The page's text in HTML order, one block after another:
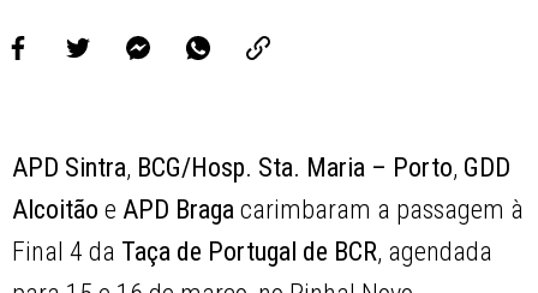
APD Sintra, BCG/Hosp. Sta. Maria – Porto, GDD
Alcoitão e APD Braga carimbaram a passagem à
Final 4 da Taça de Portugal de BCR, agendada